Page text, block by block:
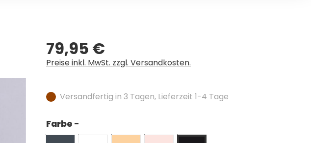
Regulärer Preis:
79,95 €
Preise inkl. MwSt. zzgl. Versandkosten.
Versandfertig in 3 Tagen, Lieferzeit 1-4 Tage
Farbe -